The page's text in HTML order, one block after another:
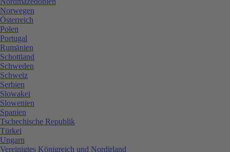
Norwegen
Österreich
Polen
Portugal
Rumänien
Schottland
Schweden
Schweiz
Serbien
Slowakei
Slowenien
Spanien
Tschechische Republik
Türkei
Ungarn
Vereinigtes Königreich und Nordirland